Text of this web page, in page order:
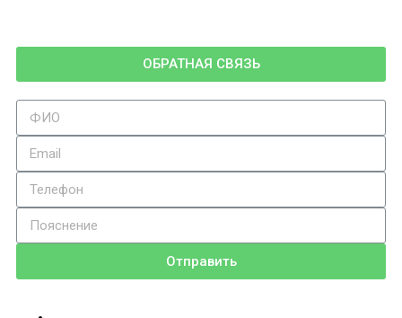
ОБРАТНАЯ СВЯЗЬ
Отправить